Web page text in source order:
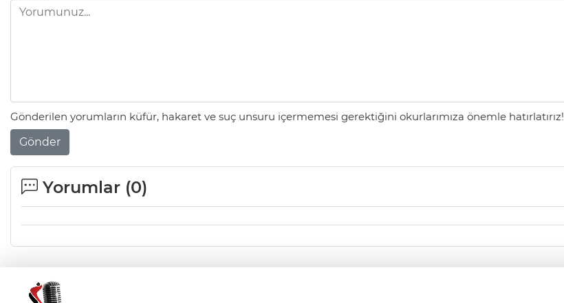
Gönderilen yorumların küfür, hakaret ve suç unsuru içermemesi gerektiğini okurlarımıza önemle hatırlatırız!
Gönder
Yorumlar (0)